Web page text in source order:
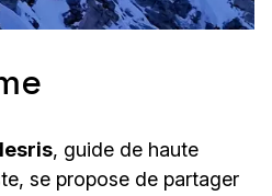
, guide de haute
se propose de partager